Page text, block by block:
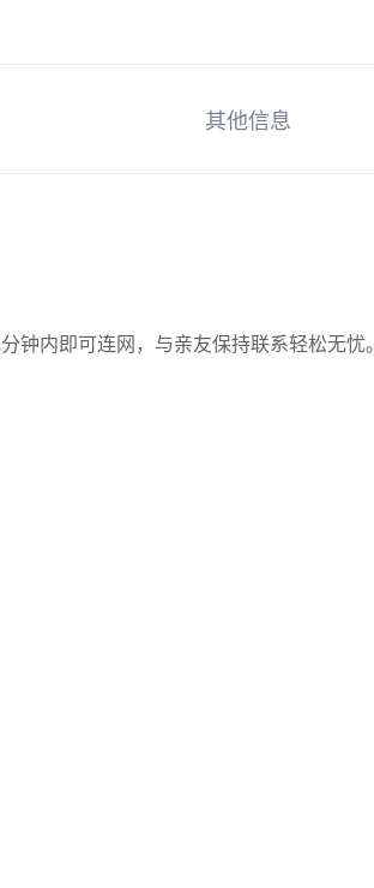
其他信息
钟内即可连网，与亲友保持联系轻松无忧。